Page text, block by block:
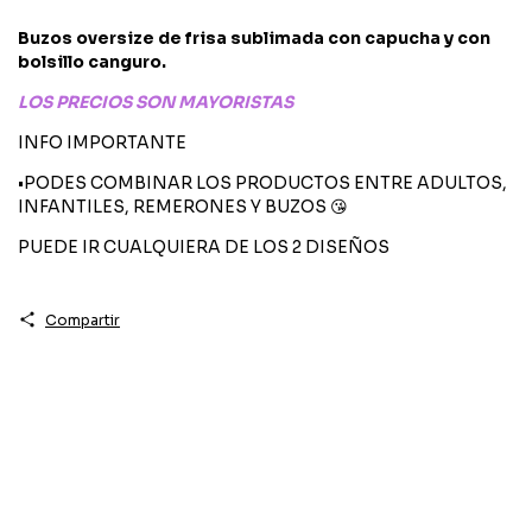
Buzos oversize de frisa sublimada con capucha y con
bolsillo canguro.
LOS PRECIOS SON MAYORISTAS
INFO IMPORTANTE
•PODES COMBINAR LOS PRODUCTOS ENTRE ADULTOS,
INFANTILES, REMERONES Y BUZOS 😘
PUEDE IR CUALQUIERA DE LOS 2 DISEÑOS
Compartir